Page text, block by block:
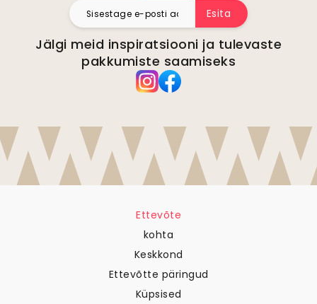
Esita
Jälgi meid inspiratsiooni ja tulevaste
pakkumiste saamiseks
Ettevõte
kohta
Keskkond
Ettevõtte päringud
Küpsised